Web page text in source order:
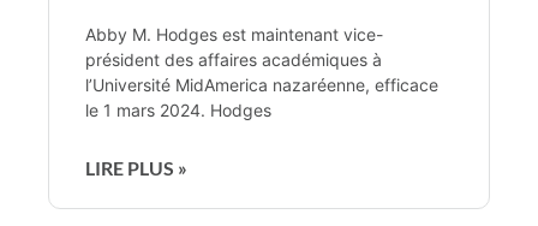
Abby M. Hodges est maintenant vice-
président des affaires académiques à
l’Université MidAmerica nazaréenne, efficace
le 1 mars 2024. Hodges
LIRE PLUS »